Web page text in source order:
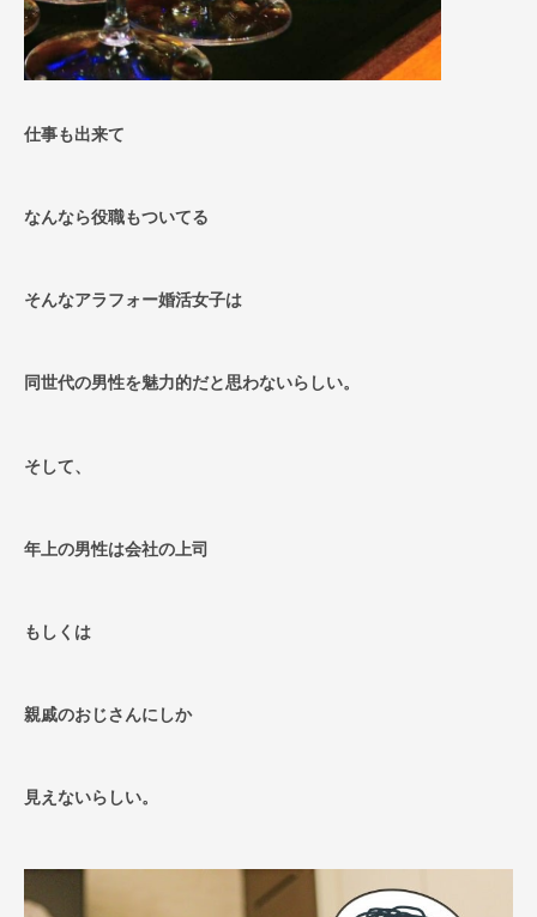
仕事も出来て
なんなら役職もついてる
そんなアラフォー婚活女子は
同世代の男性を魅力的だと思わないらしい。
そして、
年上の男性は会社の上司
もしくは
親戚のおじさんにしか
見えないらしい。